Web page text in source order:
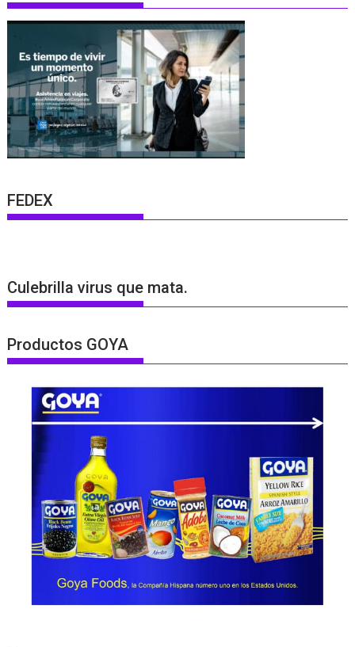
FEDEX
Culebrilla virus que mata.
Productos GOYA